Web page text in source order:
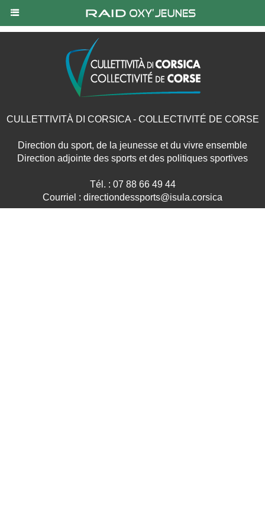
CULLETTIVITÀ DI CORSICA - COLLECTIVITÉ DE CORSE
Direction du sport, de la jeunesse et du vivre ensemble
Direction adjointe des sports et des politiques sportives
Tél. : 07 88 66 49 44
Courriel : directiondessports@isula.corsica